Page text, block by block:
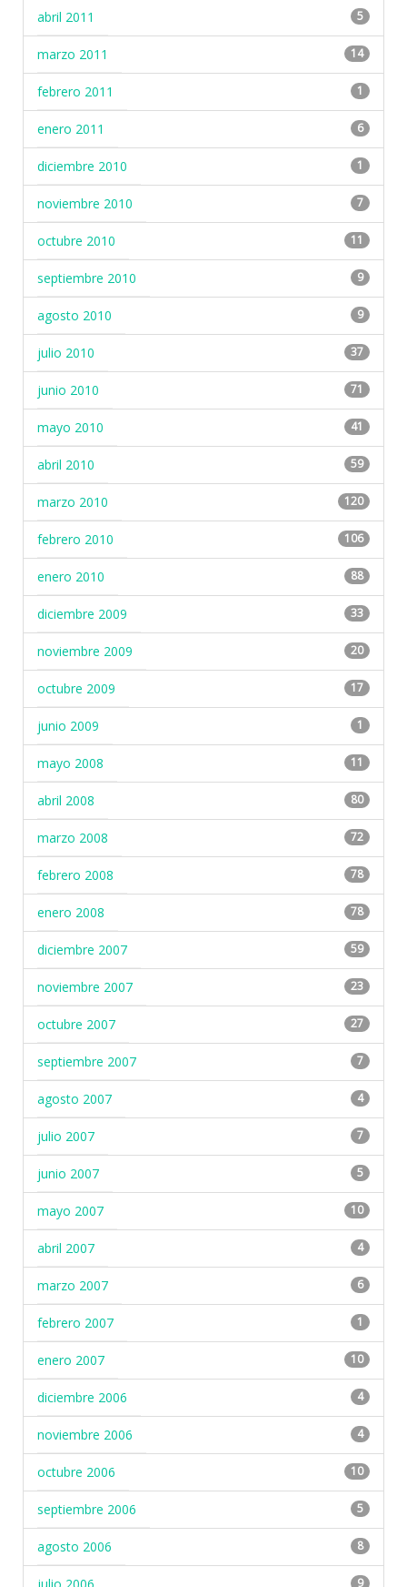
abril 2011 5
marzo 2011 14
febrero 2011 1
enero 2011 6
diciembre 2010 1
noviembre 2010 7
octubre 2010 11
septiembre 2010 9
agosto 2010 9
julio 2010 37
junio 2010 71
mayo 2010 41
abril 2010 59
marzo 2010 120
febrero 2010 106
enero 2010 88
diciembre 2009 33
noviembre 2009 20
octubre 2009 17
junio 2009 1
mayo 2008 11
abril 2008 80
marzo 2008 72
febrero 2008 78
enero 2008 78
diciembre 2007 59
noviembre 2007 23
octubre 2007 27
septiembre 2007 7
agosto 2007 4
julio 2007 7
junio 2007 5
mayo 2007 10
abril 2007 4
marzo 2007 6
febrero 2007 1
enero 2007 10
diciembre 2006 4
noviembre 2006 4
octubre 2006 10
septiembre 2006 5
agosto 2006 8
9